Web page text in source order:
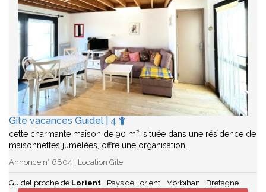
Gîte vacances Guidel | 4
cette charmante maison de 90 m², située dans une résidence de
maisonnettes jumelées, offre une organisation…
Annonce n° 6804 | Location Gîte
Guidel proche de Lorient Pays de Lorient Morbihan Bretagne